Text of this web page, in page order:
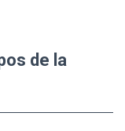
de la